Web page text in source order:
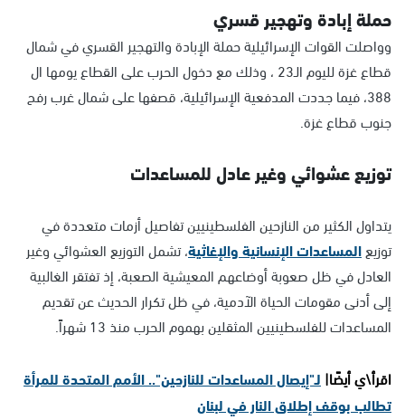
حملة إبادة وتهجير قسري
وواصلت القوات الإسرائيلية حملة الإبادة والتهجير القسري في شمال
قطاع غزة لليوم الـ23 ، وذلك مع دخول الحرب على القطاع يومها ال
388، فيما جددت المدفعية الإسرائيلية، قصفها على شمال غرب رفح
جنوب قطاع غزة.
توزيع عشوائي وغير عادل للمساعدات
يتداول الكثير من النازحين الفلسطينيين تفاصيل أزمات متعددة في
توزيعالمساعدات الإنسانية والإغاثية، تشمل التوزيع العشوائي وغير
العادل في ظل صعوبة أوضاعهم المعيشية الصعبة، إذ تفتقر الغالبية
إلى أدنى مقومات الحياة الآدمية، في ظل تكرار الحديث عن تقديم
المساعدات للفلسطينيين المثقلين بهموم الحرب منذ 13 شهراً.
اقرأ\ي أيضًا| لـ"إيصال المساعدات للنازحين".. الأمم المتحدة للمرأة
تطالب بوقف إطلاق النار في لبنان